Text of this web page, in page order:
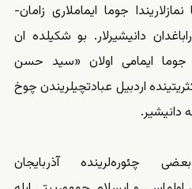
جوما ایماملاری زامان-
دانیشیرلار. بو شکیلده ان
جوما ایمامی اولان «سید حسن
اردبیل عبادتچیلریندن چوخ
دانیشیر.
بعضی چئوره‌لرینده آذربایجان